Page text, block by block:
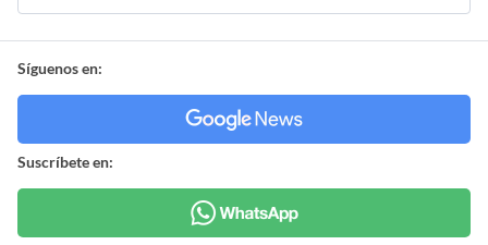
Síguenos en:
Suscríbete en: